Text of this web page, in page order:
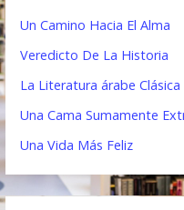
a
ó
n
d
Un Camino Hacia El Alma
Veredicto De La Historia
La Literatura árabe Clásica
Una Cama Sumamente
Una Vida Más Feliz